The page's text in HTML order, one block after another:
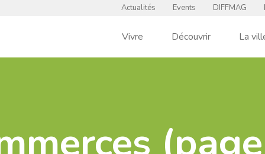
Actualités Events DIFFMAG
Vivre Découvrir La